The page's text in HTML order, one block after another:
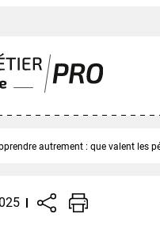
autrement : que valent les